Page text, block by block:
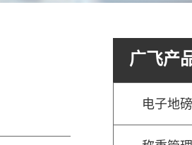
广飞产
电子地